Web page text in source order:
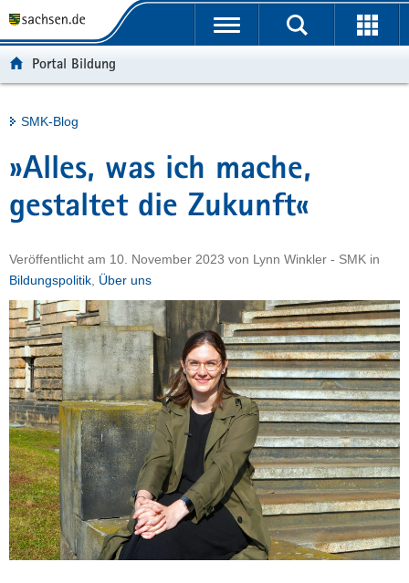
t
e
r
g
e
i
f
e
n
d
e
N
a
v
i
g
a
t
i
u
h
a
l
e
v
e
Portalübergreifende
Portal Bildung
Hauptinhalt
SMK-Blog
»Alles, was ich mache,
gestaltet die Zukunft«
Veröffentlicht am 10. November 2023 von Lynn Winkler - SMK in
Bildungspolitik Über uns